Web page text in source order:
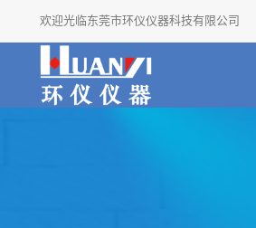
欢迎光临东莞市环仪仪器科技有限公司